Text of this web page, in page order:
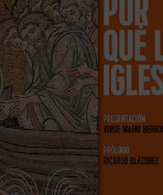
esta realidad no es
sino que esta vida
a las exigencias más
corazón, que permite
y los ...(ver